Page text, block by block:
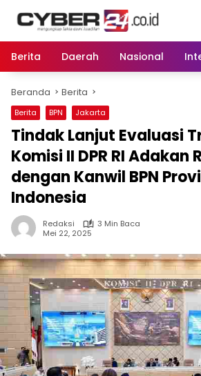
Berita
Daerah Nasional
Beranda Berita
Berita BPN Jakarta
Tindak Lanjut Evaluasi
Komisi II DPR RI Adakan
dengan Kanwil BPN
Indonesia
Redaksi
3 Min Baca
Mei 22, 2025